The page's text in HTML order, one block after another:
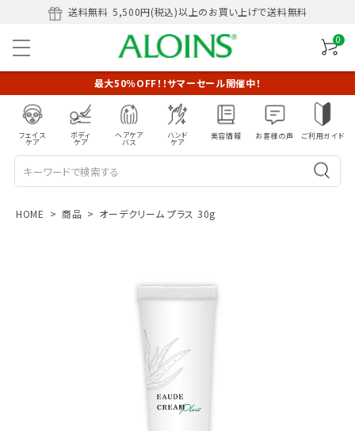
送料無料 5,500円(税込)以上のお買い上げで送料無料
0
最大50％OFF！！サマーセール開催中！
フェイス
ケア
ボディ
ケア
ヘアケア
バス
ハンド
ケア
美容情報 お客様の声 ご利用ガイド
HOME 商品 オーデクリーム プラス 30g